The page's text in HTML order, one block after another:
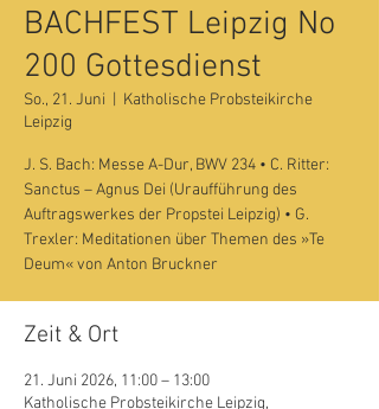
BACHFEST Leipzig No
200 Gottesdienst
So., 21. Juni
Katholische Probsteikirche
Leipzig
J. S. Bach: Messe A-Dur, BWV 234 • C. Ritter:
Sanctus – Agnus Dei (Uraufführung des
Auftragswerkes der Propstei Leipzig) • G.
Trexler: Meditationen über Themen des »Te
Deum« von Anton Bruckner
Zeit & Ort
21. Juni 2026, 11:00 – 13:00
Katholische Probsteikirche Leipzig,